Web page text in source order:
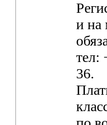
и на
тел:
36.